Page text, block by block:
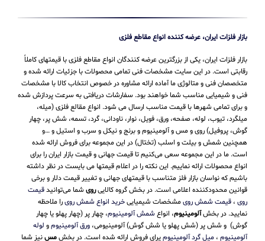
بازار فلزات ایران، عرضه کننده انواع مقاطع فلزی
بازار فلزات ایران، یکی از بزرگترین عرضه کنندگان انواع مقاطع فلزی با قیمتهای کاملاً
رقابتی است. در این سایت مشخصات فنی تمامی محصولات با جزئیات ارائه شده و
متخصصان فنی و متالوژی ما آماده ارائه مشاوره در خصوص انتخاب کالا با مشخصات
فنی و شیمیایی مناسب شما خواهند بود. سفارشات دریافتی به سرعت پردازش شده
و برای تمامی شهرها با قیمت مناسب ارسال می شود. انواع مقالع فلزی (میله،
میلگرد، تیوب، لوله، صفحه، ورق، فویل، نوار، ناودانی، گرد، تسمه، شش پر، چهار
گوش، پروفیل) روی و مس و آلومینیوم و برنج و نیکل و سرب و استیل و …و
همچنین شمش و بیلت و اسلب (تختال) در این مجموعه برای فروش ارائه شده
است. ما در این مجموعه سعی می‌کنیم تا قیمت جهانی و قیمت بازار ایران را برای
انواع محصولات ارائه نماییم. این نکته را در اعلام قیمتها می بایست در نظر داشته
باشیم که نواسان بازار فلز متناسب با قیمتهای جهانی و تغییر قیمت دلار و برخی
قوانین محدودکننده اعلامی است. در بخش گروه کالاییروی شما می‌توانیدقیمت
روی ، قیمت شمش رویمشخصات شیمیاییخرید انواع شمش رویرا ملاحظه
نمایید. در بخشآلومینیوم، انواع شمش آلومینیوم، چهار پر (چهار پهلو یا چهار
گوش) و شش پر (شش پهلو یا شش گوش) آلومینیومی، ورق آلومینیومو لوله
آلومینیوم ، میل گرد آلومینیومیرای فروش ارائه شده است. در بخشمسنیز شما